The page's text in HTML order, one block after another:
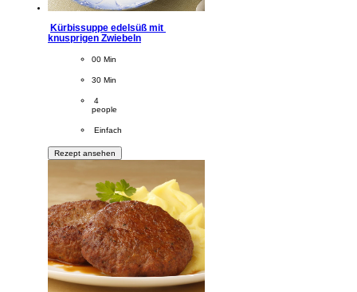
Kürbissuppe edelsüß mit
knusprigen Zwiebeln
CookingTime
00 Min
PreparationTime
30 Min
Servings
4
people
Difficulty
Einfach
Rezept ansehen